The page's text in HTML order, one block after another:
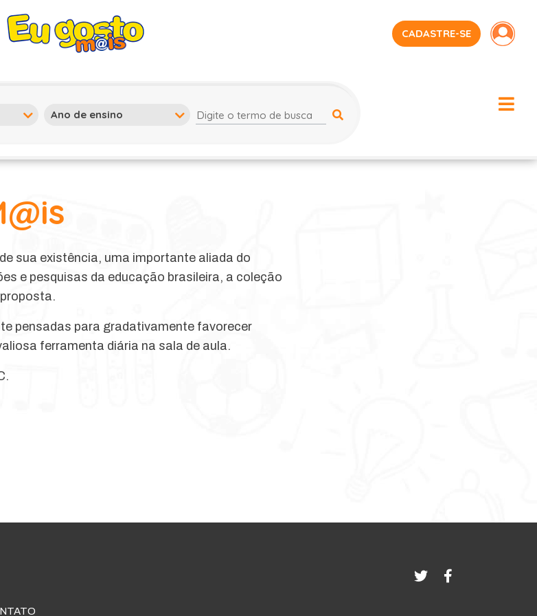
CADASTRE-SE
sua existência, uma importante aliada do
e pesquisas da educação brasileira, a coleção
pensadas para gradativamente favorecer
ferramenta diária na sala de aula.